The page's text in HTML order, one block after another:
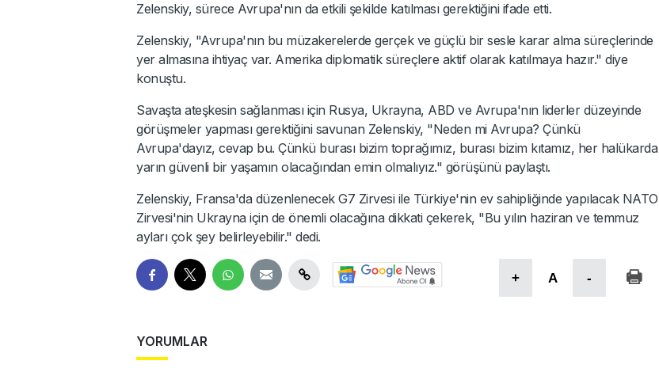
Zelenskiy, sürece Avrupa'nın da etkili şekilde katılması gerektiğini ifade etti.
Zelenskiy, "Avrupa'nın bu müzakerelerde gerçek ve güçlü bir sesle karar alma süreçlerinde
yer almasına ihtiyaç var. Amerika diplomatik süreçlere aktif olarak katılmaya hazır." diye
konuştu.
Savaşta ateşkesin sağlanması için Rusya, Ukrayna, ABD ve Avrupa'nın liderler düzeyinde
görüşmeler yapması gerektiğini savunan Zelenskiy, "Neden mi Avrupa? Çünkü
Avrupa'dayız, cevap bu. Çünkü burası bizim toprağımız, burası bizim kıtamız, her halükarda
yarın güvenli bir yaşamın olacağından emin olmalıyız." görüşünü paylaştı.
Zelenskiy, Fransa'da düzenlenecek G7 Zirvesi ile Türkiye'nin ev sahipliğinde yapılacak NATO
Zirvesi'nin Ukrayna için de önemli olacağına dikkati çekerek, "Bu yılın haziran ve temmuz
ayları çok şey belirleyebilir." dedi.
+ A -
YORUMLAR